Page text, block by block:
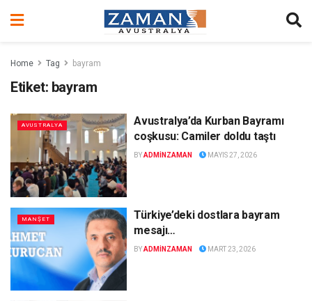
Home Tag bayram
Etiket: bayram
AVUSTRALYA
Avustralya’da Kurban Bayramı
coşkusu: Camiler doldu taştı
BYADMINZAMAN MAYIS 27, 2026
MANŞET
Türkiye’deki dostlara bayram
mesajı…
BYADMINZAMAN MART 23, 2026